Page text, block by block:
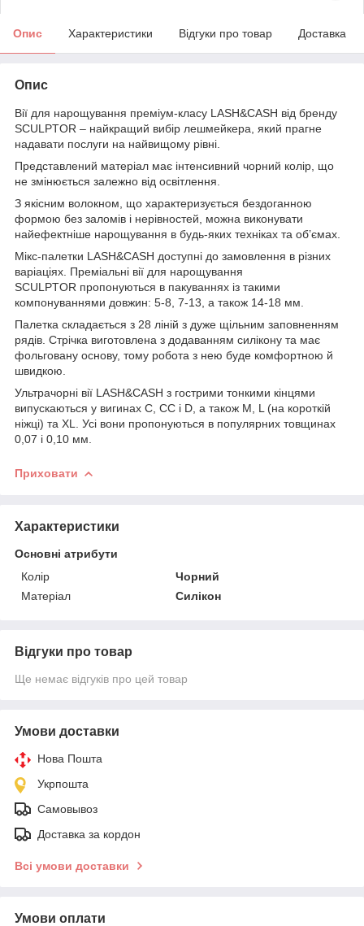
Опис Характеристики Відгуки про товар Доставка
Опис
Вії для нарощування преміум-класу LASH&CASH від бренду
SCULPTOR – найкращий вибір лешмейкера, який прагне
надавати послуги на найвищому рівні.
Представлений матеріал має інтенсивний чорний колір, що
не змінюється залежно від освітлення.
З якісним волокном, що характеризується бездоганною
формою без заломів і нерівностей, можна виконувати
найефектніше нарощування в будь-яких техніках та об’ємах.
Мікс-палетки LASH&CASH доступні до замовлення в різних
варіаціях. Преміальні вії для нарощування
SCULPTOR пропонуються в пакуваннях із такими
компонуваннями довжин: 5-8, 7-13, а також 14-18 мм.
Палетка складається з 28 ліній з дуже щільним заповненням
рядів. Стрічка виготовлена з додаванням силікону та має
фольговану основу, тому робота з нею буде комфортною й
швидкою.
Ультрачорні вії LASH&CASH з гострими тонкими кінцями
випускаються у вигинах С, СС і D, а також M, L (на короткій
ніжці) та XL. Усі вони пропонуються в популярних товщинах
0,07 і 0,10 мм.
Приховати
Характеристики
Основні атрибути
Колір
Чорний
Матеріал
Силікон
Відгуки про товар
Ще немає відгуків про цей товар
Умови доставки
Нова Пошта
Укрпошта
Самовывоз
Доставка за кордон
Всі умови доставки
Умови оплати